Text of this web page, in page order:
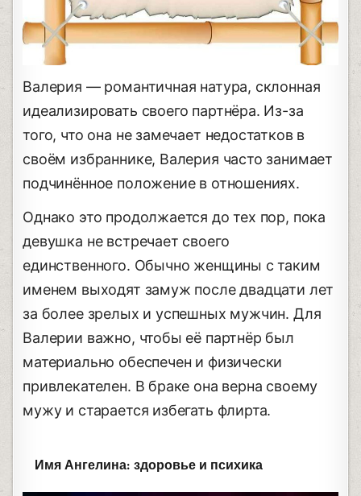
Валерия — романтичная натура, склонная
идеализировать своего партнёра. Из-за
того, что она не замечает недостатков в
своём избраннике, Валерия часто занимает
подчинённое положение в отношениях.
Однако это продолжается до тех пор, пока
девушка не встречает своего
единственного. Обычно женщины с таким
именем выходят замуж после двадцати лет
за более зрелых и успешных мужчин. Для
Валерии важно, чтобы её партнёр был
материально обеспечен и физически
привлекателен. В браке она верна своему
мужу и старается избегать флирта.
Имя Ангелина: здоровье и психика